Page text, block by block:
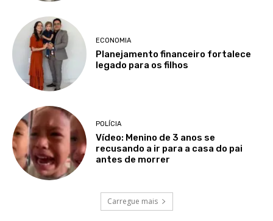
ECONOMIA
Planejamento financeiro fortalece
legado para os filhos
POLÍCIA
Vídeo: Menino de 3 anos se
recusando a ir para a casa do pai
antes de morrer
Carregue mais